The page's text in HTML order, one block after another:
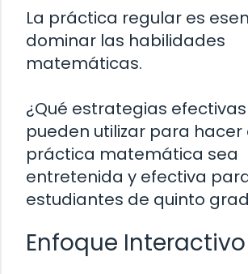
La práctica regular es
dominar las habilidades
matemáticas.
¿Qué estrategias
pueden utilizar para hacer
práctica matemática sea
entretenida y efectiva
estudiantes de quinto
Enfoque Interactivo